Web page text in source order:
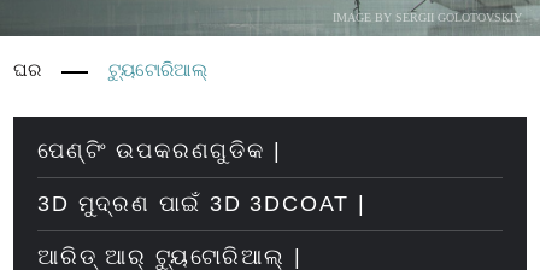
IMAGE BY SERGII GOLOTOVSKIY
ଘର ଟ୍ୟୁଟୋରିଆଲ୍
ପେଣ୍ଟିଂ ଉପକରଣଗୁଡିକ |
3D ମୁଦ୍ରଣ ପାଇଁ 3D 3DCOAT |
ଆରିଡ୍ ଆର୍ ଟ୍ୟୁଟୋରିଆଲ୍ |